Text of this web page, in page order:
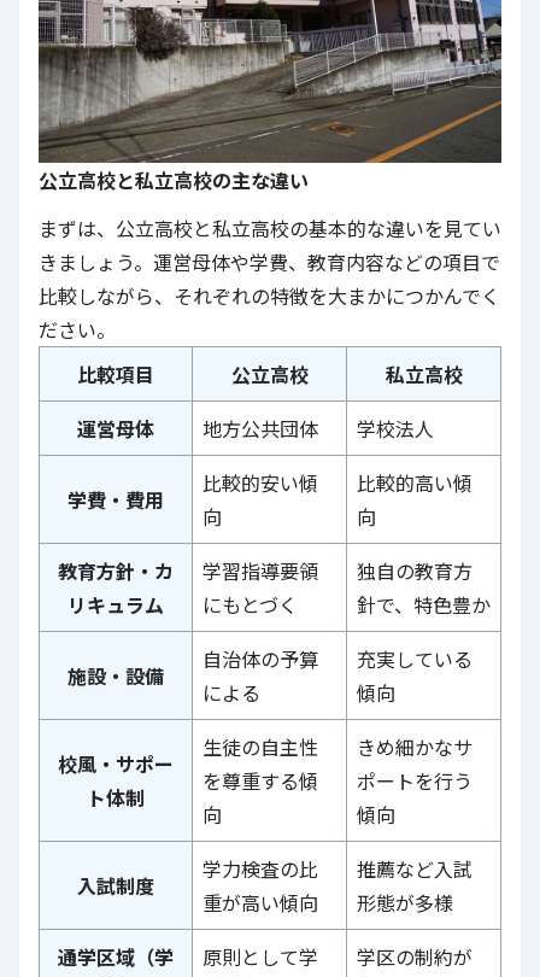
公立高校と私立高校の主な違い
まずは、公立高校と私立高校の基本的な違いを見てい
きましょう。運営母体や学費、教育内容などの項目で
比較しながら、それぞれの特徴を大まかにつかんでく
ださい。
比較項目
公立高校
私立高校
運営母体
地方公共団体 学校法人
学費・費用
比較的安い傾
向
比較的高い傾
向
教育方針・カ
リキュラム
学習指導要領
にもとづく
独自の教育方
針で、特色豊か
施設・設備
自治体の予算
による
充実している
傾向
校風・サポー
ト体制
生徒の自主性
を尊重する傾
向
きめ細かなサ
ポートを行う
傾向
入試制度
学力検査の比
重が高い傾向
推薦など入試
形態が多様
通学区域（学
原則として学
学区の制約が